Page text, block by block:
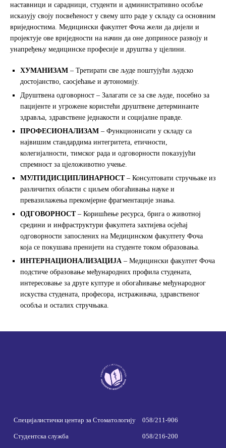
наставници и сарадници, студенти и административно особље
исказују своју посвећеност у свему што раде у складу са основним
вриједностима. Медицински факултет Фоча жели да дијели и
пројектује ове вриједности на начин да оне доприносе развоју и
унапређењу медицинске професије и друштва у цјелини.
ХУМАНИЗАМ – Третирати све људе поштујући људско
достојанство, саосјећање и аутономију.
Друштвена одговорност – Залагати се за све људе, посебно за
пацијенте и угрожене користећи друштвене детерминанте
здравља, здравствене једнакости и социјалне правде.
ПРОФЕСИОНАЛИЗАМ – Функционисати у складу са
највишим стандардима интегритета, етичности,
колегијалности, тимског рада и одговорности показујући
спремност за цјеложивотно учење.
МУЛТИДИСЦИПЛИНАРНОСТ– Консултовати стручњаке из
различитих области с циљем обогаћивања науке и
превазилажења прекомјерне фрагментације знања.
ОДГОВОРНОСТ– Коришћење ресурса, брига о животној
средини и инфраструктури факултета захтијева осјећај
одговорности запослених на Медицинском факултету Фоча
која се покушава пренијети на студенте током образовања.
ИНТЕРНАЦИОНАЛИЗАЦИЈА – Медицински факултет Фоча
подстиче образовање међународних профила студената,
интересовање за друге културе и обогаћивање међународног
искуства студената, професора, истраживача, здравственог
особља и осталих стручњака.
Специјалистички центар за Стоматологију 058/211-906
Студентска служба 058/216-200